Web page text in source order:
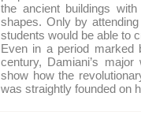
the ancient buildings
shapes. Only by
students would be able to
Even in a period marked
century, Damiani’s
show how the
was straightly founded on